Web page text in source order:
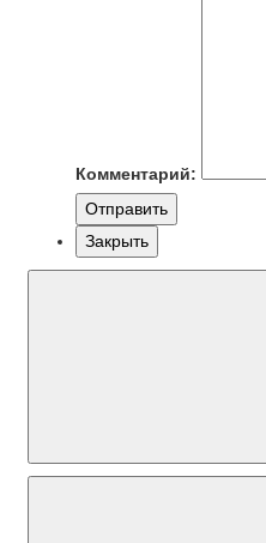
Комментарий:
Отправить
Закрыть